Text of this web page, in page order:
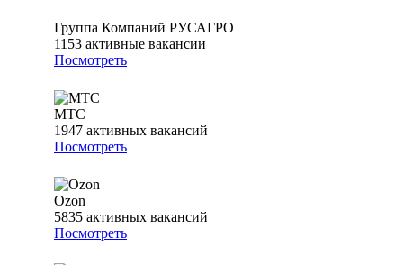
Группа Компаний РУСАГРО
1153 активные вакансии
Посмотреть
МТС
1947 активных вакансий
Посмотреть
Ozon
5835 активных вакансий
Посмотреть